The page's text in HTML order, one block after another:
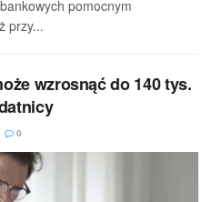
pomocnym
przy...
wzrosnąć do 140 tys.
0